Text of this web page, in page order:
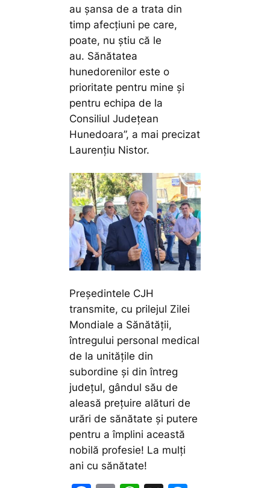
au șansa de a trata din
timp afecțiuni pe care,
poate, nu știu că le
au. Sănătatea
hunedorenilor este o
prioritate pentru mine și
pentru echipa de la
Consiliul Județean
Hunedoara”, a mai precizat
Laurențiu Nistor.
Președintele CJH
transmite, cu prilejul Zilei
Mondiale a Sănătății,
întregului personal medical
de la unitățile din
subordine și din întreg
județul, gândul său de
aleasă prețuire alături de
urări de sănătate și putere
pentru a împlini această
nobilă profesie! La mulți
ani cu sănătate!